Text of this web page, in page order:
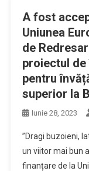
A fost
Uniunea
de
proiectul
pentru
superior la
Iunie 28, 2023
”Dragi buzoieni,
un viitor mai bun
finanțare de la